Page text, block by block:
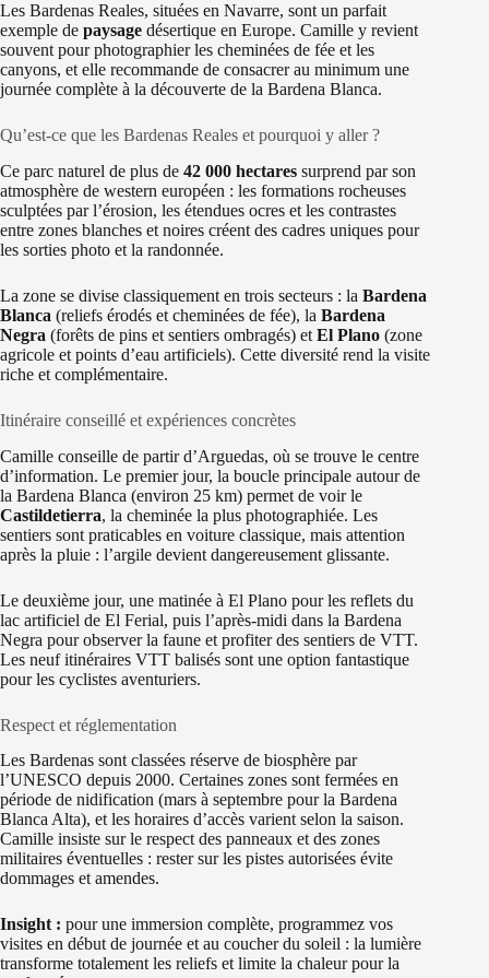
Les Bardenas Reales, situées en Navarre, sont un parfait
exemple de paysage désertique en Europe. Camille y revient
souvent pour photographier les cheminées de fée et les
canyons, et elle recommande de consacrer au minimum une
journée complète à la découverte de la Bardena Blanca.
Qu’est-ce que les Bardenas Reales et pourquoi y aller ?
Ce parc naturel de plus de 42 000 hectares surprend par son
atmosphère de western européen : les formations rocheuses
sculptées par l’érosion, les étendues ocres et les contrastes
entre zones blanches et noires créent des cadres uniques pour
les sorties photo et la randonnée.
La zone se divise classiquement en trois secteurs : la Bardena
Blanca (reliefs érodés et cheminées de fée), la Bardena
Negra (forêts de pins et sentiers ombragés) et El Plano (zone
agricole et points d’eau artificiels). Cette diversité rend la visite
riche et complémentaire.
Itinéraire conseillé et expériences concrètes
Camille conseille de partir d’Arguedas, où se trouve le centre
d’information. Le premier jour, la boucle principale autour de
la Bardena Blanca (environ 25 km) permet de voir le
Castildetierra, la cheminée la plus photographiée. Les
sentiers sont praticables en voiture classique, mais attention
après la pluie : l’argile devient dangereusement glissante.
Le deuxième jour, une matinée à El Plano pour les reflets du
lac artificiel de El Ferial, puis l’après-midi dans la Bardena
Negra pour observer la faune et profiter des sentiers de VTT.
Les neuf itinéraires VTT balisés sont une option fantastique
pour les cyclistes aventuriers.
Respect et réglementation
Les Bardenas sont classées réserve de biosphère par
l’UNESCO depuis 2000. Certaines zones sont fermées en
période de nidification (mars à septembre pour la Bardena
Blanca Alta), et les horaires d’accès varient selon la saison.
Camille insiste sur le respect des panneaux et des zones
militaires éventuelles : rester sur les pistes autorisées évite
dommages et amendes.
Insight : pour une immersion complète, programmez vos
visites en début de journée et au coucher du soleil : la lumière
transforme totalement les reliefs et limite la chaleur pour la